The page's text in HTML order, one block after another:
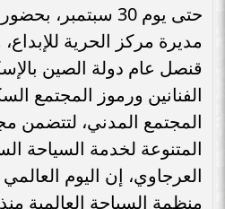
حتى يوم 30
مديرة مركز الحرية
قنصل عام دولة الصين
الفنانين ورموز المجتمع
المجتمع المدني، لتتضمن
المتنوعة لخدمة السياحة
العرجاوي، إن اليوم